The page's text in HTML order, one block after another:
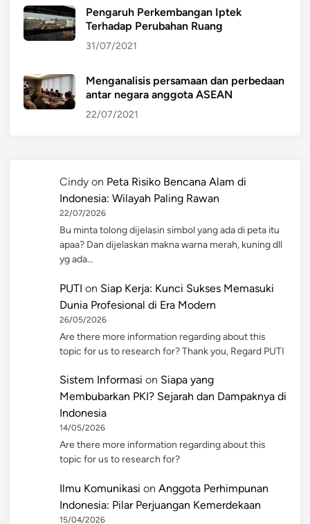
Pengaruh Perkembangan Iptek
Terhadap Perubahan Ruang
31/07/2021
Menganalisis persamaan dan perbedaan
antar negara anggota ASEAN
22/07/2021
Cindy on Peta Risiko Bencana Alam di
Indonesia: Wilayah Paling Rawan
22/07/2026
Bu minta tolong dijelasin simbol yang ada di peta itu
apaa? Dan dijelaskan makna warna merah, kuning dll
yg ada…
PUTI on Siap Kerja: Kunci Sukses Memasuki
Dunia Profesional di Era Modern
26/05/2026
Are there more information regarding about this
topic for us to research for? Thank you, Regard PUTI
Sistem Informasi on Siapa yang
Membubarkan PKI? Sejarah dan Dampaknya di
Indonesia
14/05/2026
Are there more information regarding about this
topic for us to research for?
Ilmu Komunikasi on Anggota Perhimpunan
Indonesia: Pilar Perjuangan Kemerdekaan
15/04/2026